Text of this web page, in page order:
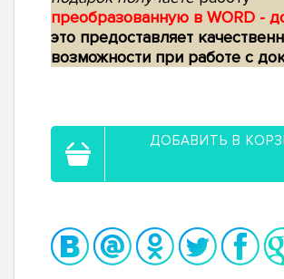
преобразованную в WORD -
это предоставляет
возможности при работе с
ДОБАВИТЬ В